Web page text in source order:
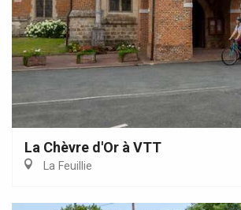
La Chèvre d'Or à VTT
La Feuillie